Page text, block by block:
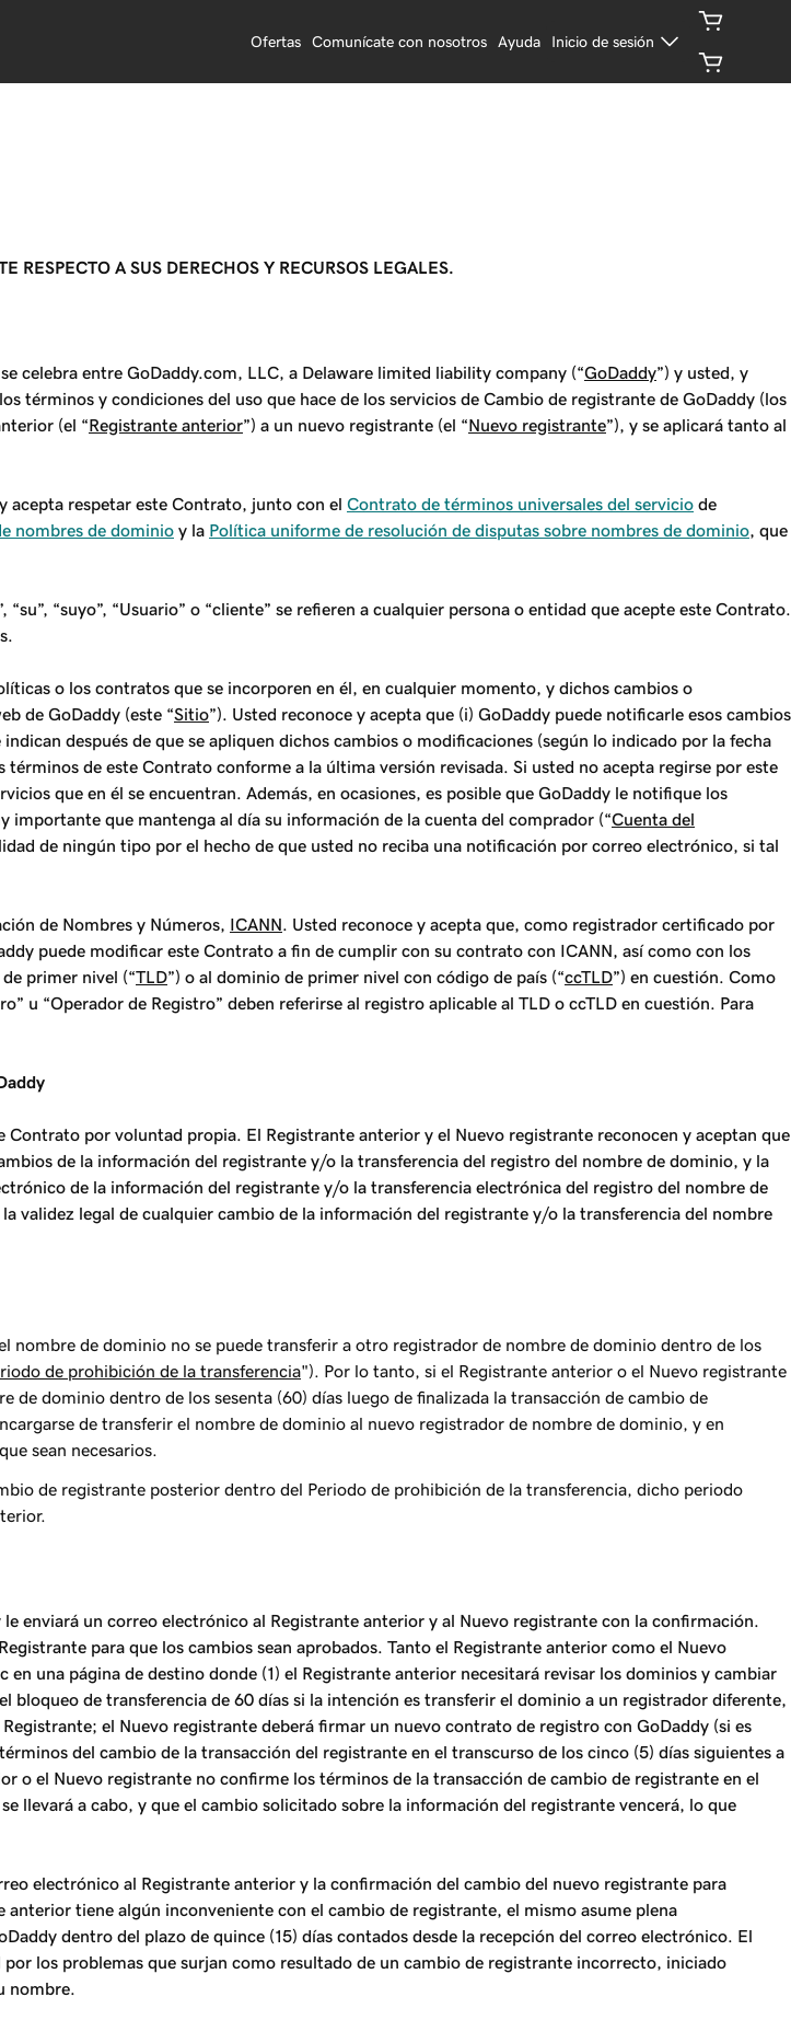
Ofertas Comunícate con nosotros Ayuda Inicio de sesión
RESPECTO A SUS DERECHOS Y RECURSOS LEGALES.
se celebra entre GoDaddy.com, LLC, a Delaware limited liability company (“GoDaddy”) y usted, y
términos y condiciones del uso que hace de los servicios de Cambio de registrante de GoDaddy (los
(el “Registrante anterior”) a un nuevo registrante (el “Nuevo registrante”), y se aplicará tanto al
acepta respetar este Contrato, junto con el Contrato de términos universales del servicio de
nombres de dominio y la Política uniforme de resolución de disputas sobre nombres de dominio , que
“suyo”, “Usuario” o “cliente” se refieren a cualquier persona o entidad que acepte este Contrato.
o los contratos que se incorporen en él, en cualquier momento, y dichos cambios o
de GoDaddy (este “Sitio”). Usted reconoce y acepta que (i) GoDaddy puede notificarle esos cambios
después de que se apliquen dichos cambios o modificaciones (según lo indicado por la fecha
de este Contrato conforme a la última versión revisada. Si usted no acepta regirse por este
que en él se encuentran. Además, en ocasiones, es posible que GoDaddy le notifique los
que mantenga al día su información de la cuenta del comprador (“Cuenta del
de ningún tipo por el hecho de que usted no reciba una notificación por correo electrónico, si tal
de Nombres y Números, ICANN . Usted reconoce y acepta que, como registrador certificado por
puede modificar este Contrato a fin de cumplir con su contrato con ICANN, así como con los
primer nivel (“TLD”) o al dominio de primer nivel con código de país (“ccTLD”) en cuestión. Como
u “Operador de Registro” deben referirse al registro aplicable al TLD o ccTLD en cuestión. Para
por voluntad propia. El Registrante anterior y el Nuevo registrante reconocen y aceptan que
de la información del registrante y/o la transferencia del registro del nombre de dominio, y la
de la información del registrante y/o la transferencia electrónica del registro del nombre de
validez legal de cualquier cambio de la información del registrante y/o la transferencia del nombre
nombre de dominio no se puede transferir a otro registrador de nombre de dominio dentro de los
de prohibición de la transferencia"). Por lo tanto, si el Registrante anterior o el Nuevo registrante
dominio dentro de los sesenta (60) días luego de finalizada la transacción de cambio de
de transferir el nombre de dominio al nuevo registrador de nombre de dominio, y en
sean necesarios.
de registrante posterior dentro del Periodo de prohibición de la transferencia, dicho periodo
enviará un correo electrónico al Registrante anterior y al Nuevo registrante con la confirmación.
para que los cambios sean aprobados. Tanto el Registrante anterior como el Nuevo
una página de destino donde (1) el Registrante anterior necesitará revisar los dominios y cambiar
de transferencia de 60 días si la intención es transferir el dominio a un registrador diferente,
el Nuevo registrante deberá firmar un nuevo contrato de registro con GoDaddy (si es
del cambio de la transacción del registrante en el transcurso de los cinco (5) días siguientes a
o el Nuevo registrante no confirme los términos de la transacción de cambio de registrante en el
llevará a cabo, y que el cambio solicitado sobre la información del registrante vencerá, lo que
electrónico al Registrante anterior y la confirmación del cambio del nuevo registrante para
tiene algún inconveniente con el cambio de registrante, el mismo asume plena
dentro del plazo de quince (15) días contados desde la recepción del correo electrónico. El
los problemas que surjan como resultado de un cambio de registrante incorrecto, iniciado
nombre.